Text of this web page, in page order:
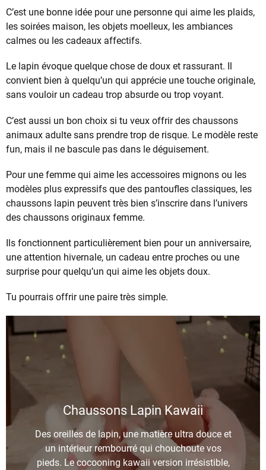
C’est une bonne idée pour une personne qui aime les plaids,
les soirées maison, les objets moelleux, les ambiances
calmes ou les cadeaux affectifs.
Le lapin évoque quelque chose de doux et rassurant. Il
convient bien à quelqu’un qui apprécie une touche originale,
sans vouloir un cadeau trop absurde ou trop voyant.
C’est aussi un bon choix si tu veux offrir des chaussons
animaux adulte sans prendre trop de risque. Le modèle reste
fun, mais il ne bascule pas dans le déguisement.
Pour une femme qui aime les accessoires mignons ou les
modèles plus expressifs que des pantoufles classiques, les
chaussons lapin peuvent très bien s’inscrire dans l’univers
des chaussons originaux femme.
Ils fonctionnent particulièrement bien pour un anniversaire,
une attention hivernale, un cadeau entre proches ou une
surprise pour quelqu’un qui aime les objets doux.
Tu pourrais offrir une paire très simple.
Chaussons Lapin Kawaii
Des oreilles de lapin, une matière ultra douce et
un intérieur rembourré qui chouchoute vos
pieds. Le cocooning kawaii version irrésistible,